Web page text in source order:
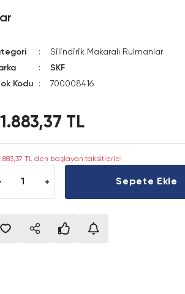
Silindirik Makaralı Rulmanlar
SKF
Kodu
700008416
TL
TL den başlayan taksitlerle!
Sepete Ekle